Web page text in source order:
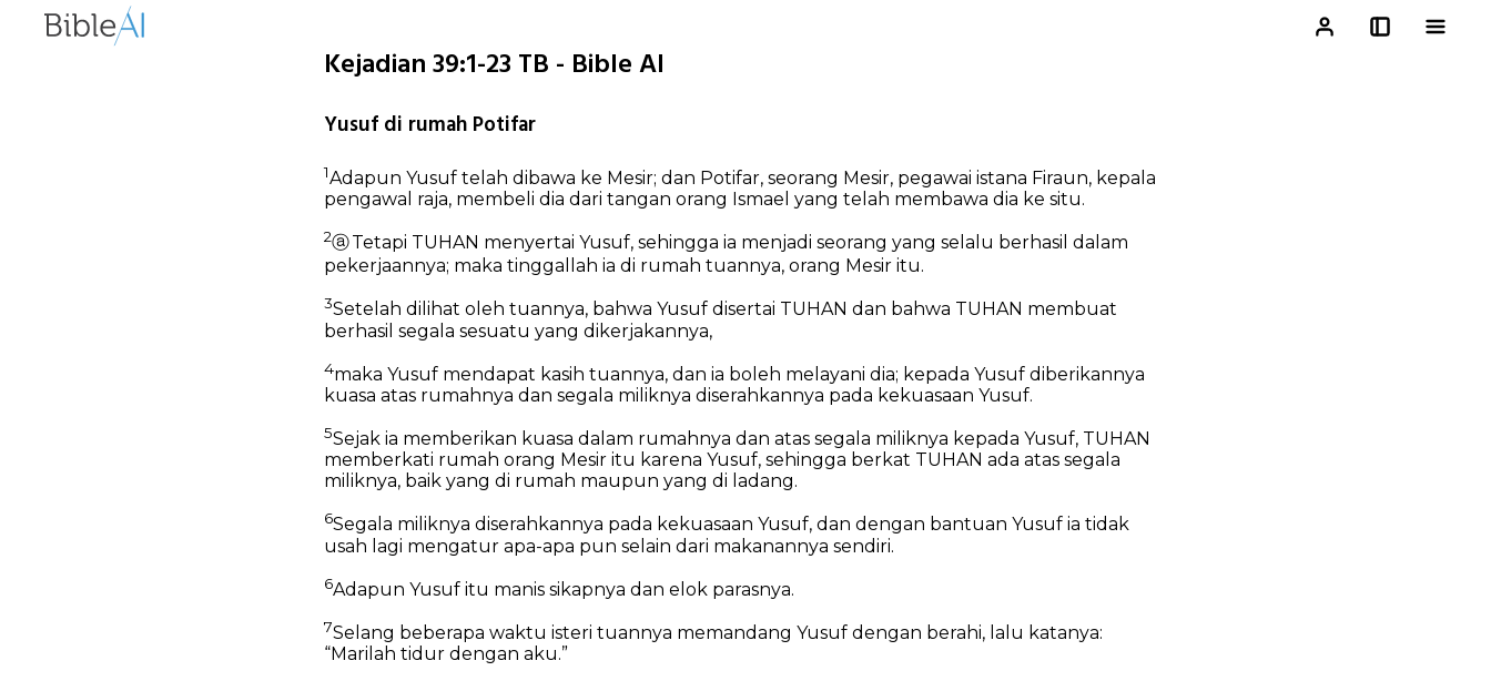
Kejadian 39:1-23 TB - Bible AI
Yusuf di rumah Potifar
1Adapun Yusuf telah dibawa ke Mesir; dan Potifar, seorang Mesir, pegawai istana Firaun, kepala
pengawal raja, membeli dia dari tangan orang Ismael yang telah membawa dia ke situ.
2ⓐTetapi TUHAN menyertai Yusuf, sehingga ia menjadi seorang yang selalu berhasil dalam
pekerjaannya; maka tinggallah ia di rumah tuannya, orang Mesir itu.
3Setelah dilihat oleh tuannya, bahwa Yusuf disertai TUHAN dan bahwa TUHAN membuat
berhasil segala sesuatu yang dikerjakannya,
4maka Yusuf mendapat kasih tuannya, dan ia boleh melayani dia; kepada Yusuf diberikannya
kuasa atas rumahnya dan segala miliknya diserahkannya pada kekuasaan Yusuf.
5Sejak ia memberikan kuasa dalam rumahnya dan atas segala miliknya kepada Yusuf, TUHAN
memberkati rumah orang Mesir itu karena Yusuf, sehingga berkat TUHAN ada atas segala
miliknya, baik yang di rumah maupun yang di ladang.
6Segala miliknya diserahkannya pada kekuasaan Yusuf, dan dengan bantuan Yusuf ia tidak
usah lagi mengatur apa-apa pun selain dari makanannya sendiri.
6Adapun Yusuf itu manis sikapnya dan elok parasnya.
7Selang beberapa waktu isteri tuannya memandang Yusuf dengan berahi, lalu katanya:
“Marilah tidur dengan aku.”